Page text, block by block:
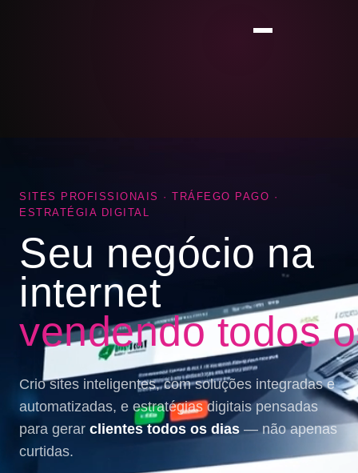
SITES PROFISSIONAIS · TRÁFEGO PAGO ·
ESTRATÉGIA DIGITAL
Seu negócio na
internet
vendendo todos
Crio sites inteligentes, com soluções integradas e
automatizadas, e estratégias digitais pensadas
para gerar clientes todos os dias — não apenas
curtidas.